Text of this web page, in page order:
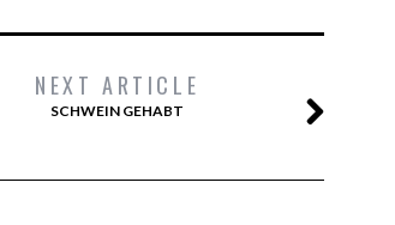
NEXT ARTICLE
SCHWEIN GEHABT